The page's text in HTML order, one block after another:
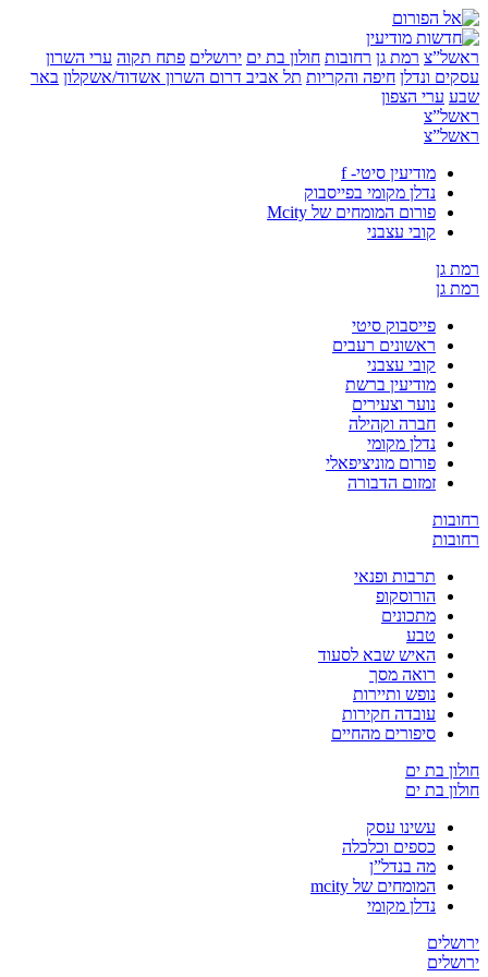
רמת גן רחובות חולון בת ים ירושלים פתח תקוה ערי השרון
ונדלן חיפה והקריות תל אביבדרום השרון אשדוד/אשקלון באר
ערי הצפון
מודיעין סיטי- f
נדלן מקומי בפייסבוק
פורום המומחים של Mcity
קובי עצבני
פייסבוק סיטי
ראשונים רעבים
קובי עצבני
מודיעין ברשת
נוער וצעירים
חברה וקהילה
נדלן מקומי
פורום מוניציפאלי
זמזום הדבורה
תרבות ופנאי
הורוסקופ
מתכונים
טבע
האיש שבא לסעוד
רואה מסך
נופש ותיירות
עובדה חקירות
סיפורים מהחיים
בת ים
בת ים
עשינו עסק
כספים וכלכלה
מה בנדל”ן
המומחים של mcity
נדלן מקומי